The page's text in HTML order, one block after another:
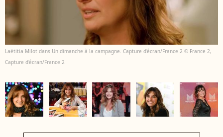
Laëtitia Milot dans Un dimanche à la campagne. Capture d'écran/France 2 © France 2,
Capture d'écran/France 2